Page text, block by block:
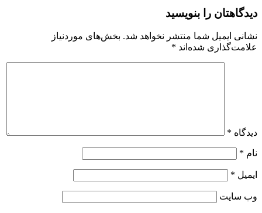
دیدگاهتان را بنویسید
نشانی ایمیل شما منتشر نخواهد شد. بخش‌های موردنیاز
علامت‌گذاری شده‌اند *
دیدگاه *
نام *
ایمیل *
وب‌ سایت